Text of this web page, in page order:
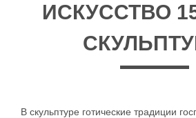
ИСКУССТВО
В скульптуре готические традиции